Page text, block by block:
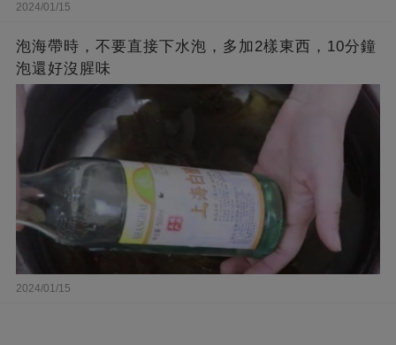
2024/01/15
泡海帶時，不要直接下水泡，多加2樣東西，10分鐘
泡還好沒腥味
2024/01/15